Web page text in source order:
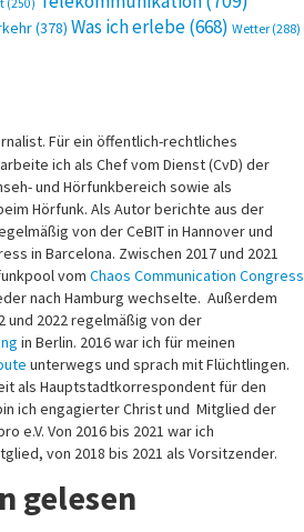
(378) Was ich erlebe(668) Wetter (288)
Für ein öffentlich-rechtliches
ich als Chef vom Dienst (CvD) der
und Hörfunkbereich sowie als
Hörfunk. Als Autor berichte aus der
von der CeBIT in Hannover und
in Barcelona. Zwischen 2017 und 2021
vom Chaos Communication Congress
nach Hamburg wechselte. Außerdem
und 2022 regelmäßig von der
in Berlin. 2016 war ich für meinen
unterwegs und sprach mit Flüchtlingen.
als Hauptstadtkorrespondent für den
ich engagierter Christ und Mitglied der
e.V. Von 2016 bis 2021 war ich
von 2018 bis 2021 als Vorsitzender.
gelesen